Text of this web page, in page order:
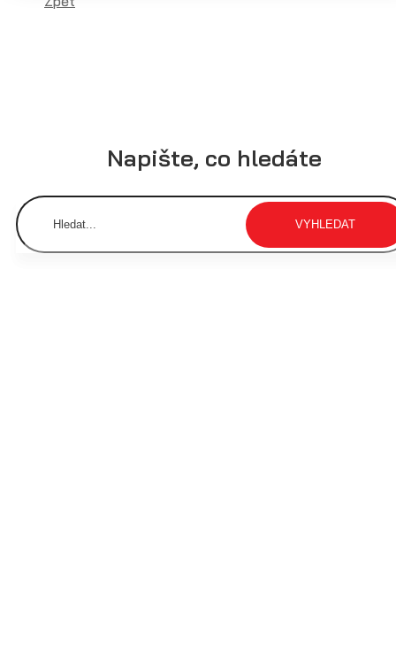
Napište, co hledáte